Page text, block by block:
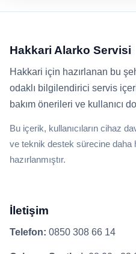
Hakkari Alarko Servisi
Hakkari için hazırlanan bu
odaklı bilgilendirici servis
bakım önerileri ve kullanıcı
Bu içerik, kullanıcıların cihaz
ve teknik destek sürecine daha
hazırlanmıştır.
İletişim
Telefon: 0850 308 66 14